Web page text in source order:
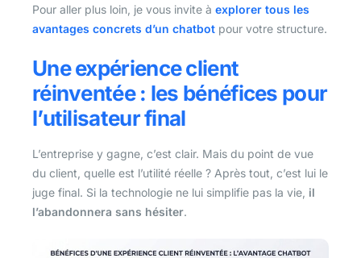
Pour aller plus loin, je vous invite à explorer tous les
avantages concrets d’un chatbot pour votre structure.
Une expérience client
réinventée : les bénéfices pour
l’utilisateur final
L’entreprise y gagne, c’est clair. Mais du point de vue
du client, quelle est l’utilité réelle ? Après tout, c’est lui le
juge final. Si la technologie ne lui simplifie pas la vie, il
l’abandonnera sans hésiter.